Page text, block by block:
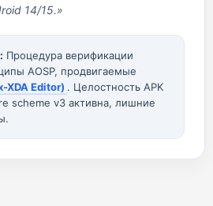
14/15.»
Процедура верификации
AOSP, продвигаемые
XDA Editor) . Целостность APK
scheme v3 активна, лишние